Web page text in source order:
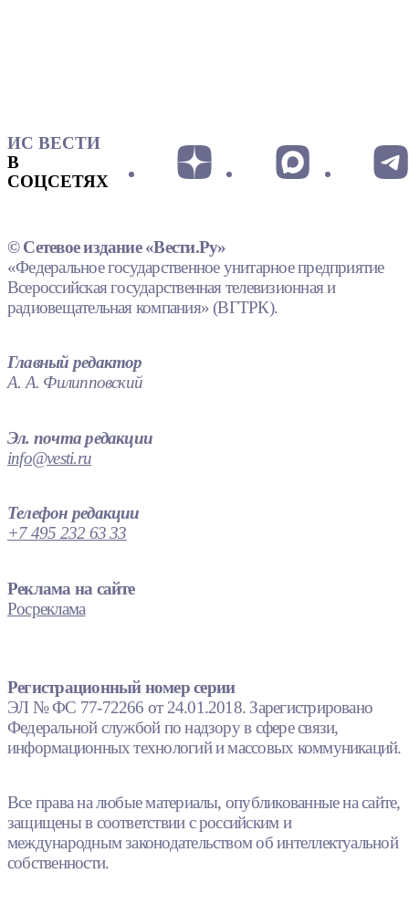
ИС ВЕСТИ
В
СОЦСЕТЯХ
© Сетевое издание «Вести.Ру»
«Федеральное государственное унитарное предприятие
Всероссийская государственная телевизионная и
радиовещательная компания» (ВГТРК).
Главный редактор
А. А. Филипповский
Эл. почта редакции
info@vesti.ru
Телефон редакции
+7 495 232 63 33
Реклама на сайте
Росреклама
Регистрационный номер серии
ЭЛ № ФС 77-72266 от 24.01.2018. Зарегистрировано
Федеральной службой по надзору в сфере связи,
информационных технологий и массовых коммуникаций.
Все права на любые материалы, опубликованные на сайте,
защищены в соответствии с российским и
международным законодательством об интеллектуальной
собственности.